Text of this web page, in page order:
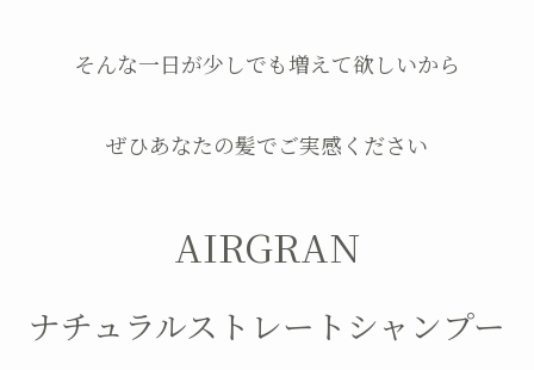
そんな一日が少しでも増えて欲しいから
ぜひあなたの髪でご実感ください
AIRGRAN
ナチュラルストレートシャンプー